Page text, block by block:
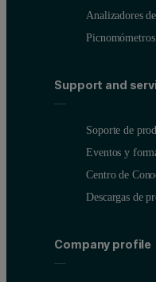
Analizadores
Picnomómetros
Support and
Soporte de
Eventos y
Centro de
Descargas de
Company profile